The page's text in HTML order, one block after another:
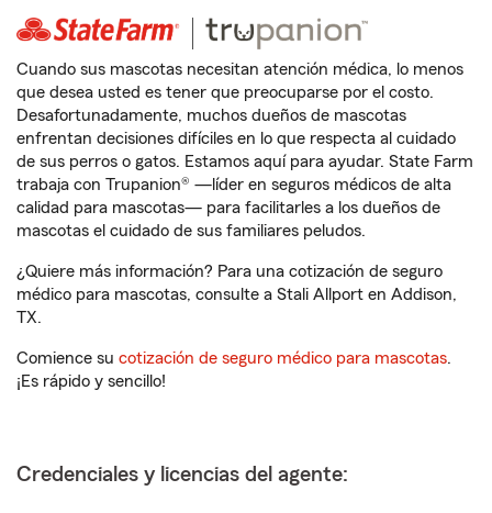
Cuando sus mascotas necesitan atención médica, lo menos
que desea usted es tener que preocuparse por el costo.
Desafortunadamente, muchos dueños de mascotas
enfrentan decisiones difíciles en lo que respecta al cuidado
de sus perros o gatos. Estamos aquí para ayudar. State Farm
trabaja con Trupanion® —líder en seguros médicos de alta
calidad para mascotas— para facilitarles a los dueños de
mascotas el cuidado de sus familiares peludos.
¿Quiere más información? Para una cotización de seguro
médico para mascotas, consulte a Stali Allport en Addison,
TX.
Comience su cotización de seguro médico para mascotas.
¡Es rápido y sencillo!
Credenciales y licencias del agente: